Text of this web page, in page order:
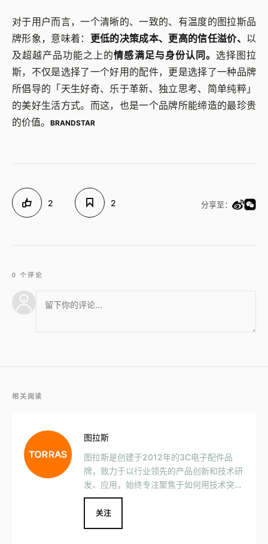
对于用户而言，一个清晰的、一致的、有温度的图拉斯品
牌形象，意味着： 更低的决策成本、更高的信任溢价、 以
及超越产品功能之上的情感满足与身份认同。 选择图拉
斯，不仅是选择了一个好用的配件，更是选择了一种品牌
所倡导的「天生好奇、乐于革新、独立思考、简单纯粹」
的美好生活方式。而这，也是一个品牌所能缔造的最珍贵
的价值。
BRANDSTAR
2 2 分享至：
0 个评论
相关阅读
图拉斯
图拉斯是创建于2012年的3C电子配件品
牌，致力于以行业领先的产品创新和技术研
发、应用，始终专注聚焦于如何用技术突破
和创新带来超越想象的产品，给出独特的生
态解决方案，打造全新生活方式。
关注